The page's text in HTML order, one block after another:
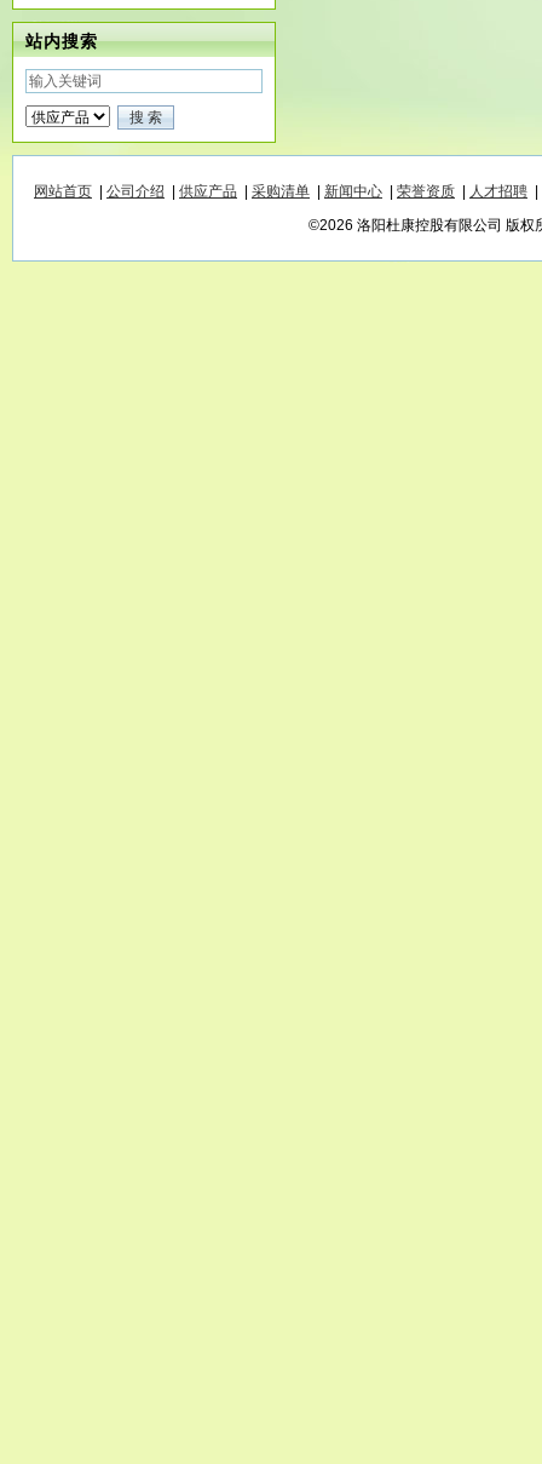
站内搜索
网站首页 公司介绍 供应产品 采购清单 新闻中心 荣誉资质 人才招聘
©2026 洛阳杜康控股有限公司 版